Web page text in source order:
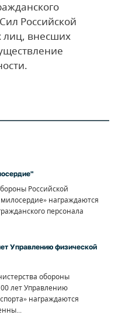
Российской
лиц, внесших
Российской
награждаются
персонала
Управлению физической
обороны
лет Управлению
награждаются